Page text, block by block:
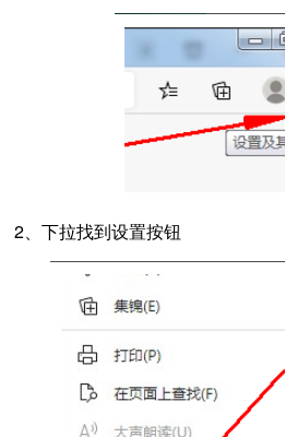
2、下拉找到设置按钮